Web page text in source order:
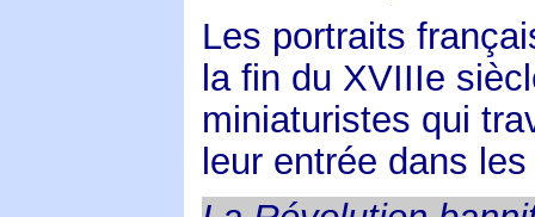
Les portraits
la fin du XVIIIe
miniaturistes qui
leur entrée dans